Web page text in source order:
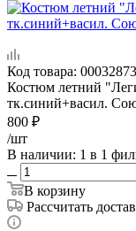
Код товара: 00032873
Костюм летний
тк.синий+васил.
800 ₽
/шт
В наличии: 1 в 1
В корзину
Рассчитать